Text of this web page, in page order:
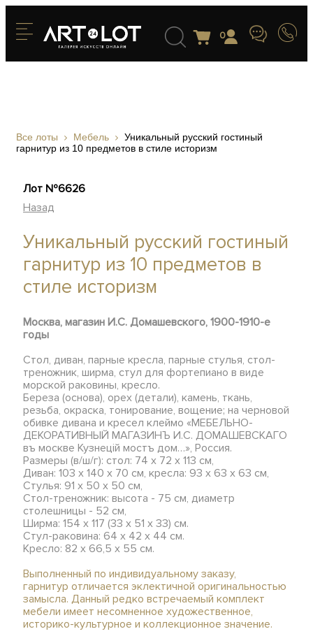
0
Все лоты Мебель
Уникальный русский гостиный
гарнитур из 10 предметов в стиле историзм
Лот №6626
Назад
Уникальный русский гостиный
гарнитур из 10 предметов в
стиле историзм
Москва, магазин И.С. Домашевского, 1900-1910-е
годы
Стол, диван, парные кресла, парные стулья, стол-
треножник, ширма, стул для фортепиано в виде
морской раковины, кресло.
Береза (основа), орех (детали), камень, ткань,
резьба, окраска, тонирование, вощение; на черновой
обивке дивана и кресел клеймо «МЕБЕЛЬНО-
ДЕКОРАТИВНЫЙ МАГАЗИНЪ И.С. ДОМАШЕВСКАГО
въ москве Кузнецiй мостъ дом…», Россия.
Размеры (в/ш/г): стол: 74 х 72 х 113 см,
Диван: 103 х 140 х 70 см, кресла: 93 х 63 х 63 см,
Стулья: 91 х 50 х 50 см,
Стол-треножник: высота - 75 см, диаметр
столешницы - 52 см,
Ширма: 154 х 117 (33 х 51 х 33) см.
Стул-раковина: 64 х 42 х 44 см.
Кресло: 82 х 66,5 х 55 см.
Выполненный по индивидуальному заказу,
гарнитур отличается эклектичной оригинальностью
замысла. Данный редко встречаемый комплект
мебели имеет несомненное художественное,
историко-культурное и коллекционное значение.